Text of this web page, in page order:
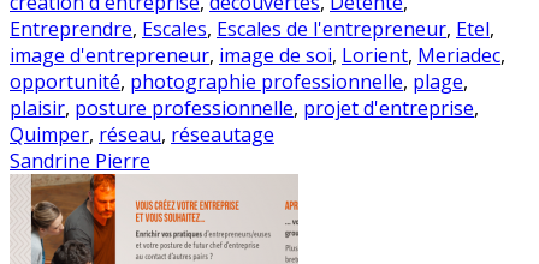
Entreprendre, Escales, Escales de l'entrepreneur, Etel,
image d'entrepreneur, image de soi, Lorient, Meriadec,
opportunité, photographie professionnelle, plage,
plaisir, posture professionnelle, projet d'entreprise,
Quimper, réseau, réseautage
Sandrine Pierre